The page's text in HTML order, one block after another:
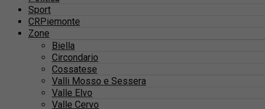
Sport
CRPiemonte
Zone
Biella
Circondario
Cossatese
Valli Mosso e Sessera
Valle Elvo
Valle Cervo